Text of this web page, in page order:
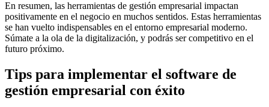
En resumen, las herramientas de gestión empresarial impactan
positivamente en el negocio en muchos sentidos. Estas herramientas
se han vuelto indispensables en el entorno empresarial moderno.
Súmate a la ola de la digitalización, y podrás ser competitivo en el
futuro próximo.
Tips para implementar el software de
gestión empresarial con éxito